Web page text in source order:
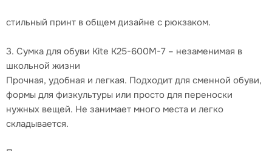
стильный принт в общем дизайне с рюкзаком.
3. Сумка для обуви Kite K25-600M-7 – незаменимая в
школьной жизни
Прочная, удобная и легкая. Подходит для сменной обуви,
формы для физкультуры или просто для переноски
нужных вещей. Не занимает много места и легко
складывается.